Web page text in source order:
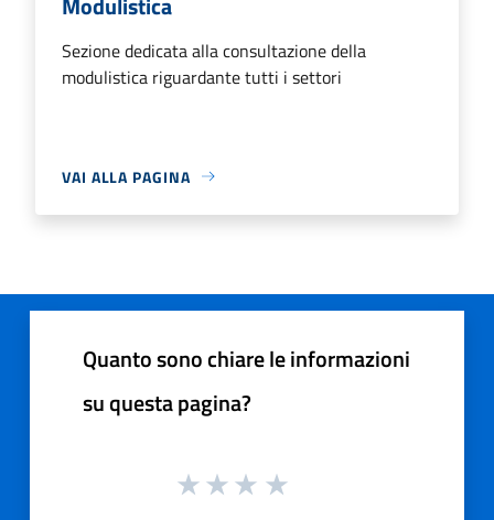
Sezione dedicata alla consultazione della
modulistica riguardante tutti i settori
VAI ALLA PAGINA
Quanto sono chiare le informazioni
su questa pagina?